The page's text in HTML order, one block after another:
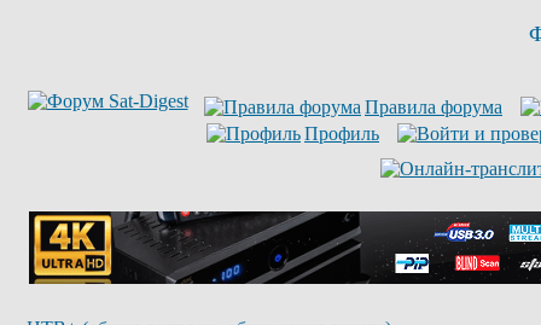
Правила форума
Профиль